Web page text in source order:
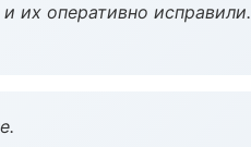
их оперативно исправили.